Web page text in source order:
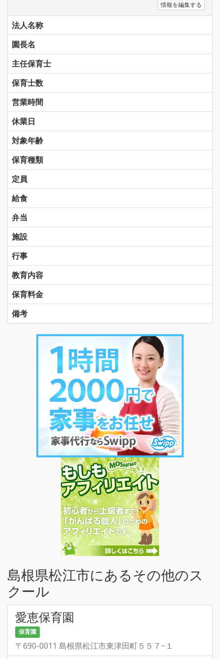
情報を編集する
法人名称
園長名
主任保育士
保育士数
営業時間
休業日
対象年齢
保育種類
定員
給食
弁当
施設
行事
教育内容
保育料金
備考
島根県松江市にあるその他のス
クール
愛恵保育園
保育園
〒690-0011 島根県松江市東津田町５５７−１